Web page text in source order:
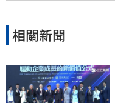
相關新聞